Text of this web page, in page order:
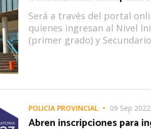
Será a través del portal
quienes ingresan al Nivel
(primer grado) y
POLICÍA PROVINCIAL 09 Sep 2022
Abren inscripciones para